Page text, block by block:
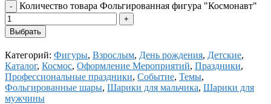
Количество товара Фольгированная фигура "Космонавт"
Выбрать
Категорий: Фигуры, Взрослым, День рождения, Детские,
Каталог, Космос, Оформление Мероприятий, Праздники,
Профессиональные праздники, Событие, Темы,
Фольгированные шары, Шарики для мальчика, Шарики для
мужчины